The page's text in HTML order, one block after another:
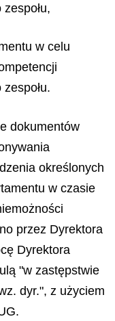
w celu
dokumentów
określonych
w czasie
przez Dyrektora
Dyrektora
"w zastępstwie
dyr.", z użyciem